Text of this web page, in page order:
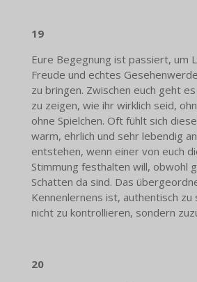
19
Eure Begegnung ist passiert, um
Freude und echtes
zu bringen. Zwischen euch geht
zu zeigen, wie ihr wirklich seid,
ohne Spielchen. Oft fühlt sich
warm, ehrlich und sehr lebendig
entstehen, wenn einer von euch
Stimmung festhalten will, obwohl
Schatten da sind. Das
Kennenlernens ist, authentisch zu
nicht zu kontrollieren, sondern
20